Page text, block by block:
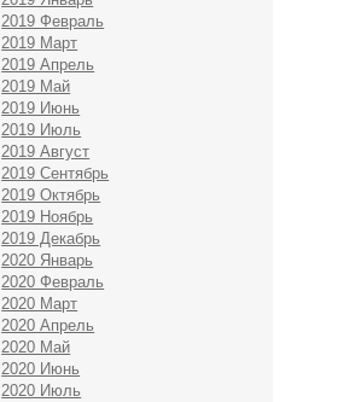
2019 Февраль
2019 Март
2019 Апрель
2019 Май
2019 Июнь
2019 Июль
2019 Август
2019 Сентябрь
2019 Октябрь
2019 Ноябрь
2019 Декабрь
2020 Январь
2020 Февраль
2020 Март
2020 Апрель
2020 Май
2020 Июнь
2020 Июль